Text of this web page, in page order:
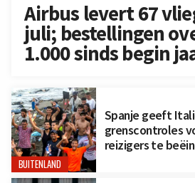
Airbus levert 67
juli; bestellingen
1.000 sinds begin
BUITENLAND
Spanje geeft
grenscontroles
reizigers te